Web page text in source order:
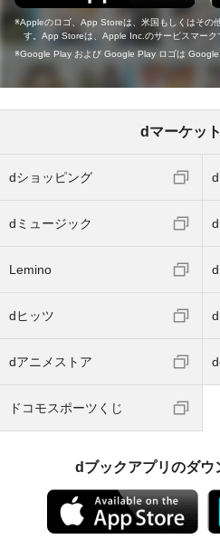
Appleのロゴ、App Storeは、米国もしくはその
す。App Storeは、Apple Inc.のサービスマーク
Google Play および Google Play ロゴは Google
dマーケッ
dショッピング
dミュージック
Lemino
dヒッツ
dアニメストア
ドコモスポーツくじ
dブックアプリのダウ